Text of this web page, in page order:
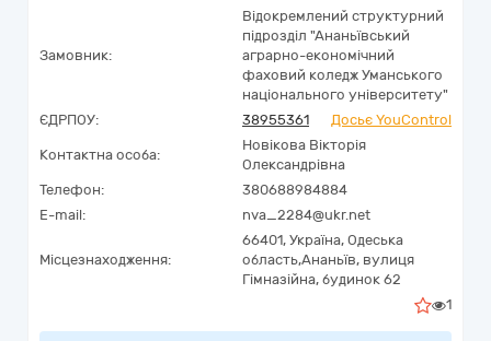
Замовник:
Відокремлений структурний
підрозділ "Ананьївський
аграрно-економічний
фаховий коледж Уманського
національного університету"
ЄДРПОУ:
38955361 Досьє YouControl
Контактна особа:
Новікова Вікторія
Олександрівна
Телефон:
380688984884
E-mail:
nva_2284@ukr.net
Місцезнаходження:
66401, Україна, Одеська
область,Ананьїв, вулиця
Гімназійна, будинок 62
1